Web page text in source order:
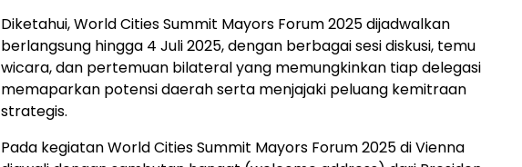
Diketahui, World Cities Summit Mayors Forum 2025 dijadwalkan
berlangsung hingga 4 Juli 2025, dengan berbagai sesi diskusi, temu
wicara, dan pertemuan bilateral yang memungkinkan tiap delegasi
memaparkan potensi daerah serta menjajaki peluang kemitraan
strategis.
Pada kegiatan World Cities Summit Mayors Forum 2025 di Vienna